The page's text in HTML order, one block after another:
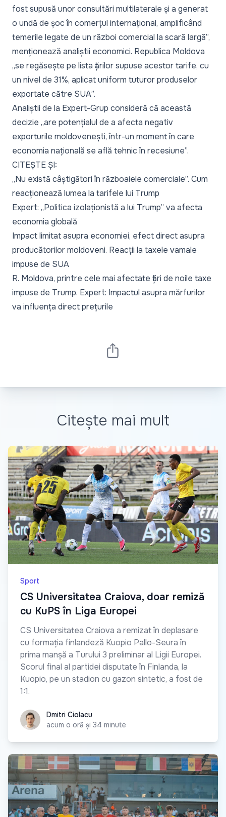
fost supusă unor consultări multilaterale și a generat
o undă de șoc în comerțul internațional, amplificând
temerile legate de un război comercial la scară largă”,
menționează analiștii economici. Republica Moldova
„se regăsește pe lista țărilor supuse acestor tarife, cu
un nivel de 31%, aplicat uniform tuturor produselor
exportate către SUA”.
Analiștii de la Expert-Grup consideră că această
decizie „are potențialul de a afecta negativ
exporturile moldovenești, într-un moment în care
economia națională se află tehnic în recesiune”.
CITEȘTE ȘI:
„Nu există câștigători în războaiele comerciale”. Cum
reacționează lumea la tarifele lui Trump
Expert: „Politica izolaționistă a lui Trump” va afecta
economia globală
Impact limitat asupra economiei, efect direct asupra
producătorilor moldoveni. Reacții la taxele vamale
impuse de SUA
R. Moldova, printre cele mai afectate țări de noile taxe
impuse de Trump. Expert: Impactul asupra mărfurilor
va influența direct prețurile
Citește mai mult
Sport
CS Universitatea Craiova, doar remiză
cu KuPS în Liga Europei
CS Universitatea Craiova a remizat în deplasare
cu formația finlandeză Kuopio Pallo-Seura în
prima manșă a Turului 3 preliminar al Ligii Europei.
Scorul final al partidei disputate în Finlanda, la
Kuopio, pe un stadion cu gazon sintetic, a fost de
1:1.
Dmitri Ciolacu
Dmitri Ciolacu
acum o oră și 34 minute